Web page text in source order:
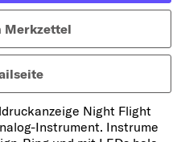
Merkzettel
Night Flight
Instrument. Instrume